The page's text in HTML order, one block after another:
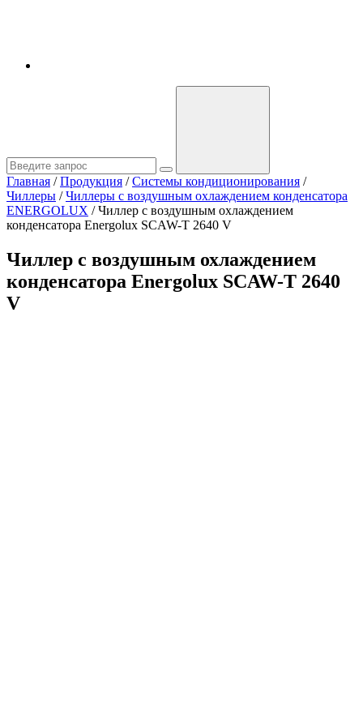
Главная / Продукция / Системы кондиционирования /
Чиллеры / Чиллеры с воздушным охлаждением конденсатора
ENERGOLUX /Чиллер с воздушным охлаждением
конденсатора Energolux SCAW-T 2640 V
Чиллер с воздушным охлаждением
конденсатора Energolux SCAW-T 2640
V